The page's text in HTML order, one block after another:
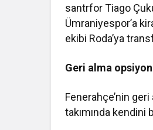
santrfor Tiago
Ümraniyespor’a
ekibi Roda’ya
Geri alma
Fenerahçe’nin
takımında kendini